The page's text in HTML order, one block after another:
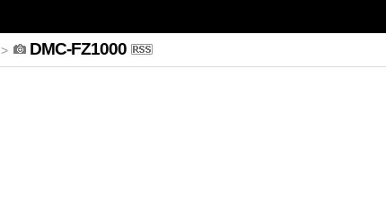
> DMC-FZ1000